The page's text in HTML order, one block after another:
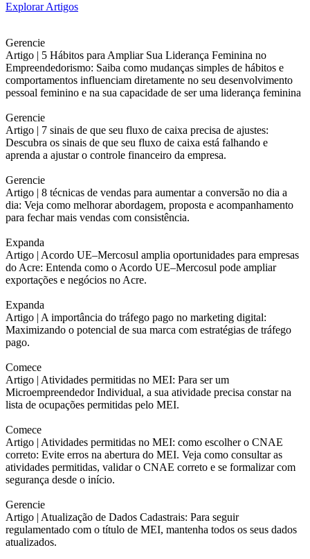
Explorar Artigos
Gerencie
Artigo | 5 Hábitos para Ampliar Sua Liderança Feminina no
Empreendedorismo: Saiba como mudanças simples de hábitos e
comportamentos influenciam diretamente no seu desenvolvimento
pessoal feminino e na sua capacidade de ser uma liderança feminina
Gerencie
Artigo | 7 sinais de que seu fluxo de caixa precisa de ajustes:
Descubra os sinais de que seu fluxo de caixa está falhando e
aprenda a ajustar o controle financeiro da empresa.
Gerencie
Artigo | 8 técnicas de vendas para aumentar a conversão no dia a
dia: Veja como melhorar abordagem, proposta e acompanhamento
para fechar mais vendas com consistência.
Expanda
Artigo | Acordo UE–Mercosul amplia oportunidades para empresas
do Acre: Entenda como o Acordo UE–Mercosul pode ampliar
exportações e negócios no Acre.
Expanda
Artigo | A importância do tráfego pago no marketing digital:
Maximizando o potencial de sua marca com estratégias de tráfego
pago.
Comece
Artigo | Atividades permitidas no MEI: Para ser um
Microempreendedor Individual, a sua atividade precisa constar na
lista de ocupações permitidas pelo MEI.
Comece
Artigo | Atividades permitidas no MEI: como escolher o CNAE
correto: Evite erros na abertura do MEI. Veja como consultar as
atividades permitidas, validar o CNAE correto e se formalizar com
segurança desde o início.
Gerencie
Artigo | Atualização de Dados Cadastrais: Para seguir
regulamentado com o título de MEI, mantenha todos os seus dados
atualizados.